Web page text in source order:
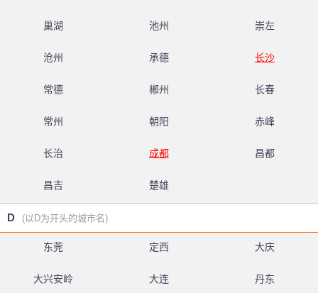
巢湖 池州 崇左
沧州 承德 长沙
常德 郴州 长春
常州 朝阳 赤峰
长治 成都 昌都
昌吉 楚雄
D (以D为开头的城市名)
东莞 定西 大庆
大兴安岭 大连 丹东